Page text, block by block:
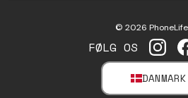
FØLG OS
DANMARK
© 2026